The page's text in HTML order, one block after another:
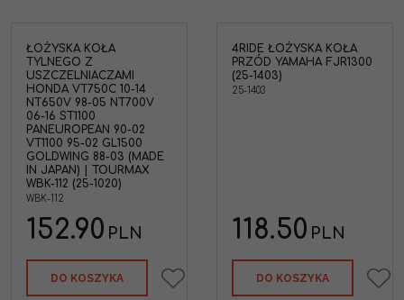
ŁOŻYSKA KOŁA
TYLNEGO Z
USZCZELNIACZAMI
HONDA VT750C 10-14
NT650V 98-05 NT700V
06-16 ST1100
PANEUROPEAN 90-02
VT1100 95-02 GL1500
GOLDWING 88-03 (MADE
IN JAPAN) | TOURMAX
WBK-112 (25-1020)
WBK-112
152.90 PLN
DO KOSZYKA
4Ride AB25-1403 Zestaw
łożysk i uszczelniaczy
koła przedniego Yamaha
FJR 1300 ( 25-1403 )
Marka pojazdu
4RIDE ŁOŻYSKA KOŁA
PRZÓD YAMAHA FJR1300
(25-1403)
25-1403
118.50 PLN
DO KOSZYKA